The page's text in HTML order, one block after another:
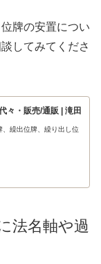
牌の安置につい
してみてくださ
々・販売/通販 | 滝田
繰出位牌、繰り出し位
法名軸や過